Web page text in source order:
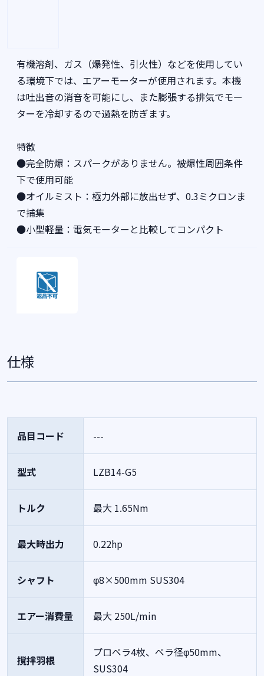
有機溶剤、ガス（爆発性、引火性）などを使用してい
る環境下では、エアーモーターが使用されます。本機
は吐出音の消音を可能にし、また膨張する排気でモー
ターを冷却するので過熱を防ぎます。
特徴
●完全防爆：スパークがありません。被爆性周囲条件
下で使用可能
●オイルミスト：極力外部に放出せず、0.3ミクロンま
で捕集
●小型軽量：電気モーターと比較してコンパクト
仕様
品目コード ---
型式 LZB14-G5
トルク 最大 1.65Nm
最大時出力 0.22hp
シャフト φ8×500mm SUS304
エアー消費量 最大 250L/min
撹拌羽根
プロペラ4枚、ペラ径φ50mm、
SUS304